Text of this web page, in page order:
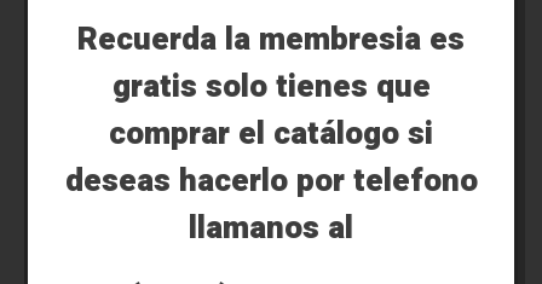
Recuerda la membresia es
gratis solo tienes que
comprar el catálogo si
deseas hacerlo por telefono
llamanos al